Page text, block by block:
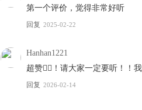
第一个评价，觉得非常好听
回复 2025-02-22
Hanhan1221
超赞👍🏻！请大家一定要听！！
回复 2026-02-14